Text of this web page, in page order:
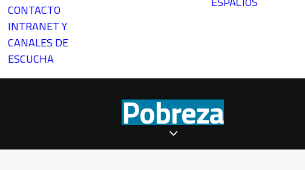
CONTACTO
INTRANET Y
CANALES DE
ESCUCHA
Pobreza